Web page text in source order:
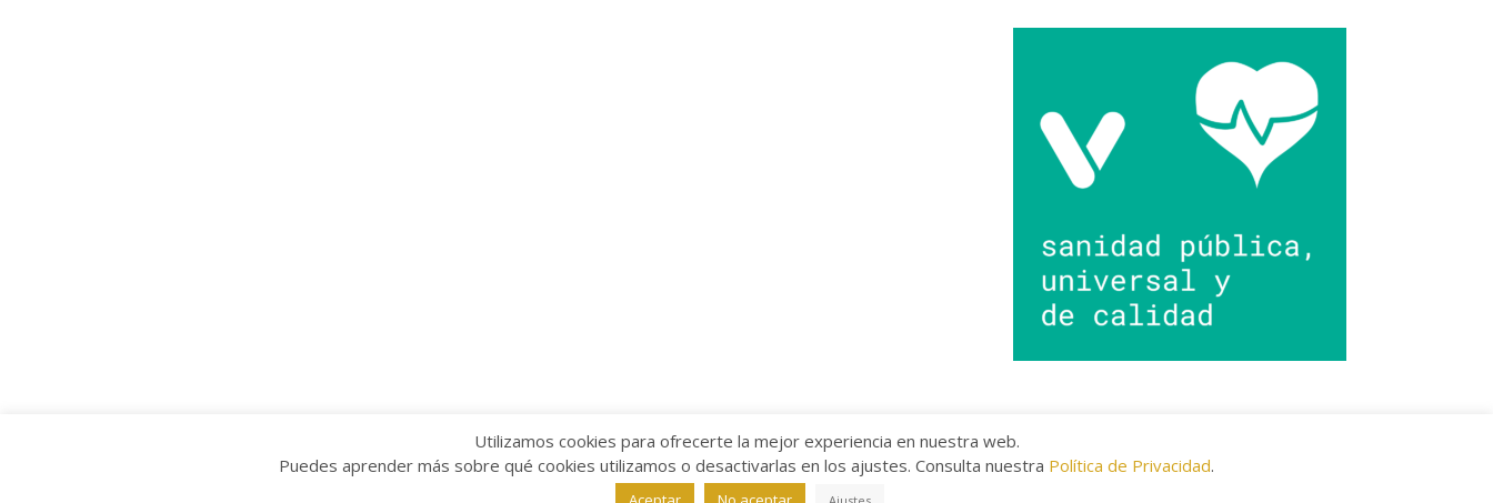
Aviso legal/Política de Privacidad /
Utilizamos cookies para ofrecerte la mejor experiencia en nuestra web.
Puedes aprender más sobre qué cookies utilizamos o desactivarlas en los ajustes. Consulta nuestra Política de Privacidad.